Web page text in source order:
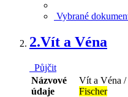
Vybrané
2.Vít a Véna
Půjčit
Názvové
údaje
Vít a Véna
Fischer